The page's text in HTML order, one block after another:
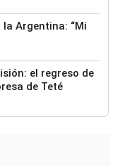
Argentina: “Mi
el regreso de
de Teté